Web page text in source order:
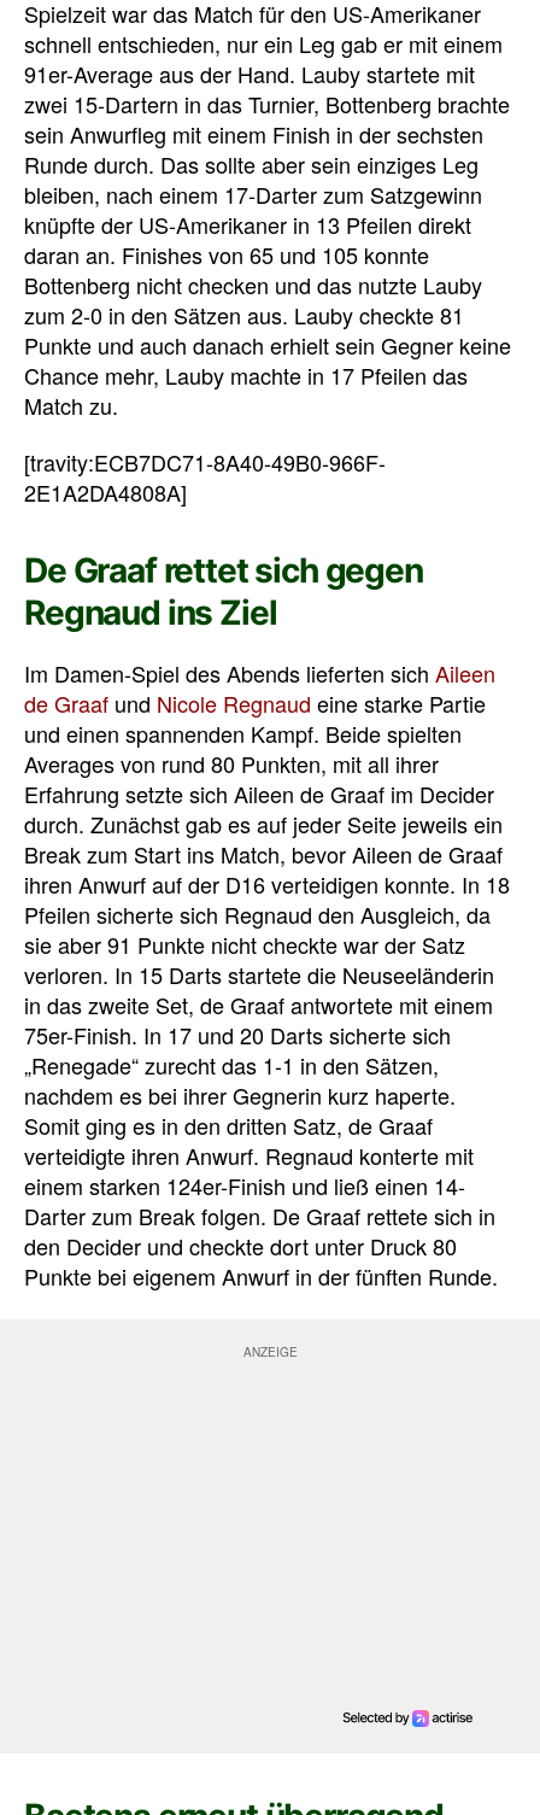
Spielzeit war das Match für den US-Amerikaner
schnell entschieden, nur ein Leg gab er mit einem
91er-Average aus der Hand. Lauby startete mit
zwei 15-Dartern in das Turnier, Bottenberg brachte
sein Anwurfleg mit einem Finish in der sechsten
Runde durch. Das sollte aber sein einziges Leg
bleiben, nach einem 17-Darter zum Satzgewinn
knüpfte der US-Amerikaner in 13 Pfeilen direkt
daran an. Finishes von 65 und 105 konnte
Bottenberg nicht checken und das nutzte Lauby
zum 2-0 in den Sätzen aus. Lauby checkte 81
Punkte und auch danach erhielt sein Gegner keine
Chance mehr, Lauby machte in 17 Pfeilen das
Match zu.
[travity:ECB7DC71-8A40-49B0-966F-
2E1A2DA4808A]
De Graaf rettet sich gegen
Regnaud ins Ziel
Im Damen-Spiel des Abends lieferten sich Aileen
de Graaf und Nicole Regnaud eine starke Partie
und einen spannenden Kampf. Beide spielten
Averages von rund 80 Punkten, mit all ihrer
Erfahrung setzte sich Aileen de Graaf im Decider
durch. Zunächst gab es auf jeder Seite jeweils ein
Break zum Start ins Match, bevor Aileen de Graaf
ihren Anwurf auf der D16 verteidigen konnte. In 18
Pfeilen sicherte sich Regnaud den Ausgleich, da
sie aber 91 Punkte nicht checkte war der Satz
verloren. In 15 Darts startete die Neuseeländerin
in das zweite Set, de Graaf antwortete mit einem
75er-Finish. In 17 und 20 Darts sicherte sich
„Renegade“ zurecht das 1-1 in den Sätzen,
nachdem es bei ihrer Gegnerin kurz haperte.
Somit ging es in den dritten Satz, de Graaf
verteidigte ihren Anwurf. Regnaud konterte mit
einem starken 124er-Finish und ließ einen 14-
Darter zum Break folgen. De Graaf rettete sich in
den Decider und checkte dort unter Druck 80
Punkte bei eigenem Anwurf in der fünften Runde.